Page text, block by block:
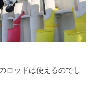
ロッドは使えるのでし